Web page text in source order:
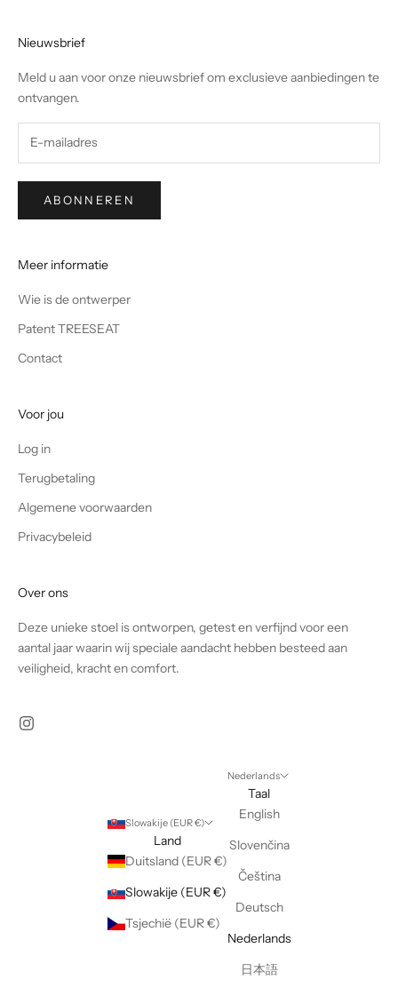
Nieuwsbrief
Meld u aan voor onze nieuwsbrief om exclusieve aanbiedingen te
ontvangen.
ABONNEREN
Meer informatie
Wie is de ontwerper
Patent TREESEAT
Contact
Voor jou
Log in
Terugbetaling
Algemene voorwaarden
Privacybeleid
Over ons
Deze unieke stoel is ontworpen, getest en verfijnd voor een
aantal jaar waarin wij speciale aandacht hebben besteed aan
veiligheid, kracht en comfort.
Slowakije (EUR €)
Land
Duitsland (EUR €)
Slowakije (EUR €)
Tsjechië (EUR €)
Nederlands
Taal
English
Slovenčina
Čeština
Deutsch
Nederlands
日本語